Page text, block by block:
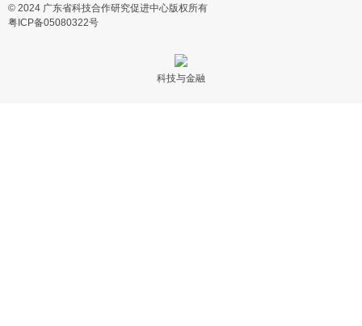
© 2024 广东省科技合作研究促进中心版权所有
粤ICP备05080322号
科技与金融